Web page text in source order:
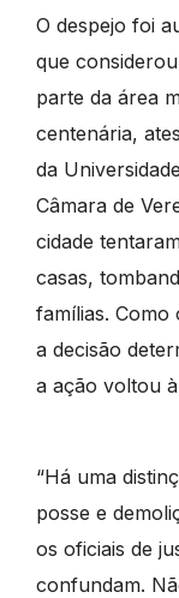
O despejo foi
que
parte da área
centenária,
da
Câmara de
cidade
casas,
famílias.
a decisão
a ação voltou
“Há uma
posse e
os oficiais de
confundam.